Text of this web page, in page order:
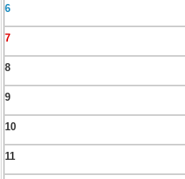
6
7
8
9
10
11